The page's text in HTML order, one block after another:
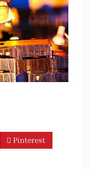
Pinterest